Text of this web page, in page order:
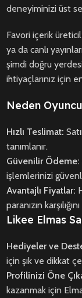
deneyiminizi üst
Favori içerik
ya da canlı
şimdi doğru
ihtiyaçlarınız için
Neden
Hızlı Teslimat:
tanımlanır.
Güvenilir Ödeme:
işlemlerinizi
Avantajlı Fiyatlar:
paranızın
Likee Elmas
Hediyeler ve
için şık ve dikkat
Profilinizi Öne
kazanmak için